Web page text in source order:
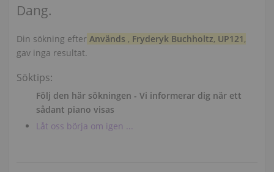
Dang.
Din sökning efter Används , Fryderyk Buchholtz, UP121 ,
gav inga resultat.
Söktips:
Följ den här sökningen - Vi informerar dig när ett
sådant piano visas
Låt oss börja om igen ...